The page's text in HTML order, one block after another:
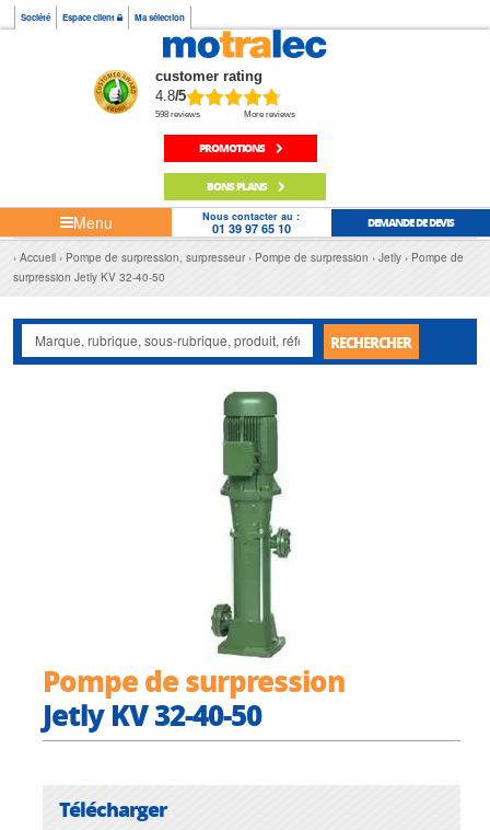
Société Espace client Ma sélection
customer rating
4.8/5
598 reviews More reviews
PROMOTIONS
BONS PLANS
Menu Nous contacter au :
01 39 97 65 10 DEMANDE DE DEVIS
Accueil Pompe de surpression, surpresseur Pompe de surpression Jetly
Pompe de
surpression Jetly KV 32-40-50
RECHERCHER
Pompe de surpression
Jetly KV 32-40-50
Télécharger